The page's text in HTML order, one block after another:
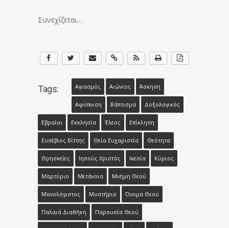
Συνεχίζεται…
Tags: Αγιασμός Αιώνιος Άσκηση
Αφύπνιση Βάπτισμα Δοξολογικός
Εβραίοι Εκκλησία Έλεος Επίκληση
Ευσέβιος Βίττης Θεία Ευχαριστία Θεότητα
Θρησκείες Ιησούς Χριστός Ικεσία Κύριος
Μαρτύριο Μετάνοια Μνήμη Θεού
Μονολόγιστος Μυστήριο Όνομα Θεού
Παλαιά Διαθήκη Παρουσία Θεού